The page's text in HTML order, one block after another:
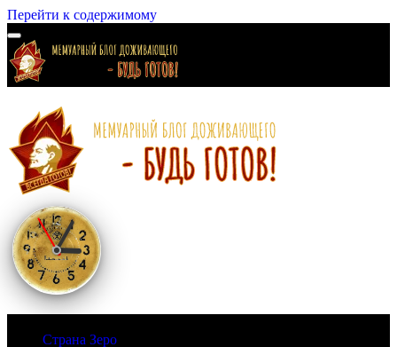
Перейти к содержимому
Страна Зеро